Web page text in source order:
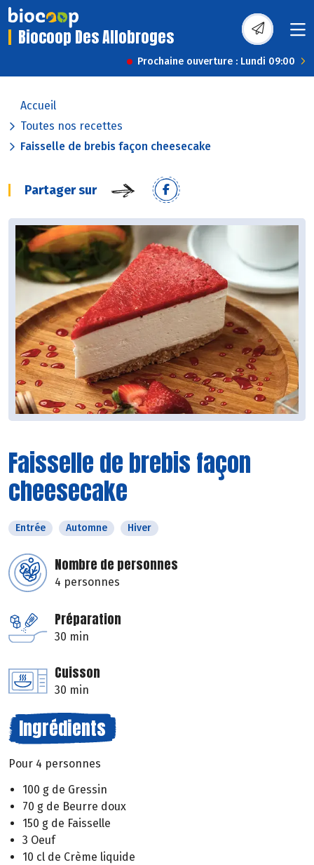
Biocoop Des Allobroges
Prochaine ouverture : Lundi 09:00
Accueil
Toutes nos recettes
Faisselle de brebis façon cheesecake
Partager sur
Faisselle de brebis façon
cheesecake
Entrée Automne Hiver
Nombre de personnes
4 personnes
Préparation
30 min
Cuisson
30 min
Ingrédients
Pour 4 personnes
100 g de Gressin
70 g de Beurre doux
150 g de Faisselle
3 Oeuf
10 cl de Crème liquide